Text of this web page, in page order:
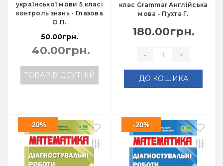
української мови 5 класі
контроль знань - Глазова
О.П.
50.00грн.
40.00грн.
ТОВАР ВІДСУТНІЙ
клас Grammar Англійська
мова - Пухта Г.
180.00грн.
- +
ДО КОШИКА
-20% -20%